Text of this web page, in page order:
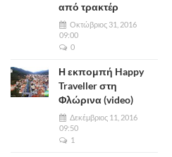
από τρακτέρ
Οκτώβριος 31, 2016
09:00
0
Η εκπομπή Happy
Traveller στη
Φλώρινα (video)
Δεκέμβριος 11, 2016
09:50
1